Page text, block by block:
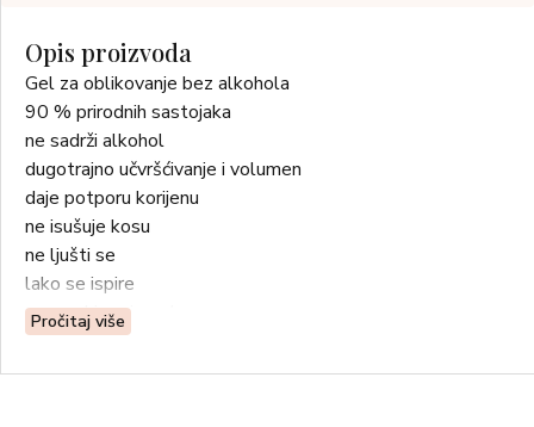
Opis proizvoda
Gel za oblikovanje bez alkohola
90 % prirodnih sastojaka
ne sadrži alkohol
dugotrajno učvršćivanje i volumen
daje potporu korijenu
ne isušuje kosu
ne ljušti se
lako se ispire
veganski proizvod
Tip kose: svi tipovi kose
UPUTE ZA UPOTREBU
Pročitaj više